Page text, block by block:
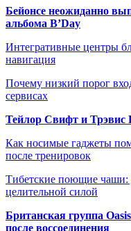
Бейонсе неожиданно
альбома B’Day
Интегративные центры
навигация
Почему низкий порог
сервисах
Тейлор Свифт и Трэвис
Как носимые гаджеты
после тренировок
Тибетские поющие чаши:
целительной силой
Британская группа
после воссоединения